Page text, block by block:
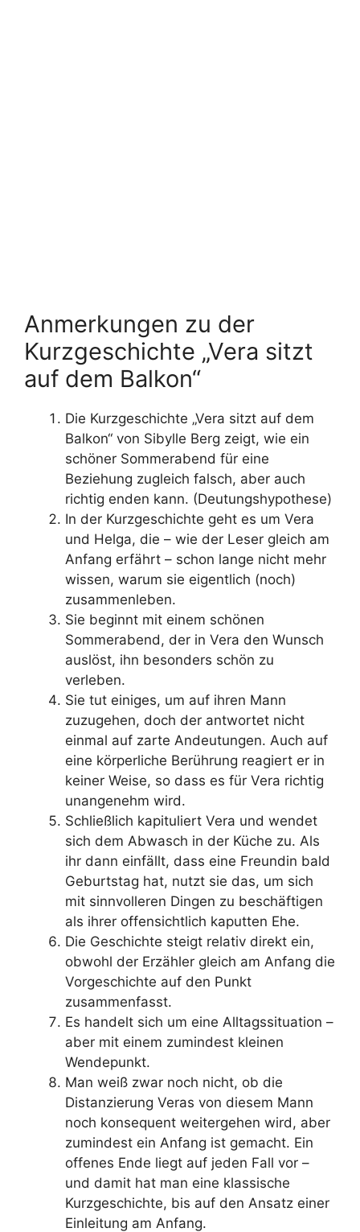
Anmerkungen zu der
Kurzgeschichte „Vera sitzt
auf dem Balkon“
Die Kurzgeschichte „Vera sitzt auf dem
Balkon“ von Sibylle Berg zeigt, wie ein
schöner Sommerabend für eine
Beziehung zugleich falsch, aber auch
richtig enden kann. (Deutungshypothese)
In der Kurzgeschichte geht es um Vera
und Helga, die – wie der Leser gleich am
Anfang erfährt – schon lange nicht mehr
wissen, warum sie eigentlich (noch)
zusammenleben.
Sie beginnt mit einem schönen
Sommerabend, der in Vera den Wunsch
auslöst, ihn besonders schön zu
verleben.
Sie tut einiges, um auf ihren Mann
zuzugehen, doch der antwortet nicht
einmal auf zarte Andeutungen. Auch auf
eine körperliche Berührung reagiert er in
keiner Weise, so dass es für Vera richtig
unangenehm wird.
Schließlich kapituliert Vera und wendet
sich dem Abwasch in der Küche zu. Als
ihr dann einfällt, dass eine Freundin bald
Geburtstag hat, nutzt sie das, um sich
mit sinnvolleren Dingen zu beschäftigen
als ihrer offensichtlich kaputten Ehe.
Die Geschichte steigt relativ direkt ein,
obwohl der Erzähler gleich am Anfang die
Vorgeschichte auf den Punkt
zusammenfasst.
Es handelt sich um eine Alltagssituation –
aber mit einem zumindest kleinen
Wendepunkt.
Man weiß zwar noch nicht, ob die
Distanzierung Veras von diesem Mann
noch konsequent weitergehen wird, aber
zumindest ein Anfang ist gemacht. Ein
offenes Ende liegt auf jeden Fall vor –
und damit hat man eine klassische
Kurzgeschichte, bis auf den Ansatz einer
Einleitung am Anfang.